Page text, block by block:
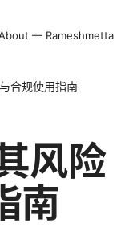
— Rameshmetta
合规使用指南
风险
南